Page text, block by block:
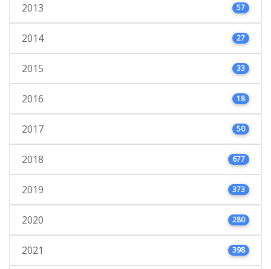
2013 57
2014 27
2015 33
2016 18
2017 50
2018 677
2019 373
2020 280
2021 398